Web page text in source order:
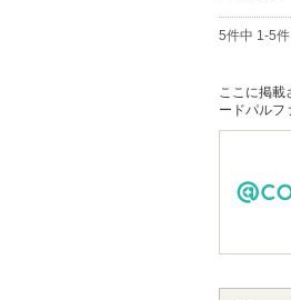
5件中 1-5
ここに掲載
ードパルフ